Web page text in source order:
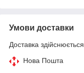
Умови доставки
Доставка
Нова Пошта